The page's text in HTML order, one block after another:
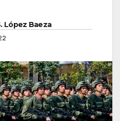
López Baeza